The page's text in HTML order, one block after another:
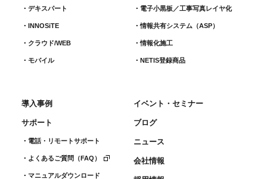
デキスパート
INNOSiTE
クラウド/WEB
モバイル
電子小黒板／工事写真レイヤ化
情報共有システム（ASP）
情報化施工
NETIS登録商品
導入事例
サポート
電話・リモートサポート
よくあるご質問（FAQ）
マニュアルダウンロード
イベント・セミナー
ブログ
ニュース
会社情報